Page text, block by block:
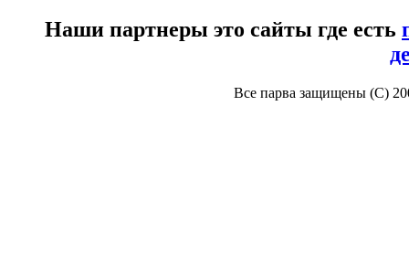
Наши партнеры это сайты где есть
Все парва защищены (С)